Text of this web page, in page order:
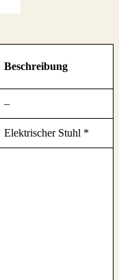
Beschreibung
–
Elektrischer Stuhl *